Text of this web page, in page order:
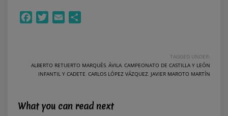
FacebookTwitterEmail
TAGGED UNDER:
ALBERTO RETUERTO MARQUÉS, ÁVILA, CAMPEONATO DE CASTILLA Y LEÓN
INFANTIL Y CADETE, CARLOS LÓPEZ VÁZQUEZ, JAVIER MAROTO MARTÍN
What you can read next